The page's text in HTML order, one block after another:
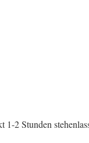
2 Stunden